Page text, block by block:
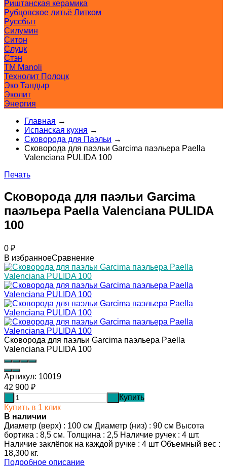
Риштанская керамика
Рубцовское литьё Литком
Руссбыт
Силумин
Ситон
Слуцк
Стэн
ТМ Manoli
Технолит Полоцк
Эко Тандыр
Эколит
Энергия
Главная →
Испанская кухня →
Сковорода для Паэльи →
Сковорода для паэльи Garcima паэльера Paella
Valenciana PULIDA 100
Печать
Сковорода для паэльи Garcima
паэльера Paella Valenciana PULIDA
100
0 ₽
В избранноеСравнение
Сковорода для паэльи Garcima паэльера Paella
Valenciana PULIDA 100
Артикул: 10019
42 900 ₽
Купить
Купить в 1 клик
В наличии
Диаметр (верх) : 100 см Диаметр (низ) : 90 см Высота
бортика : 8,5 см. Толщина : 2,5 Наличие ручек : 4 шт.
Наличие заклёпок на каждой ручке : 4 шт Объемный вес :
18,300 кг.
Подробное описание